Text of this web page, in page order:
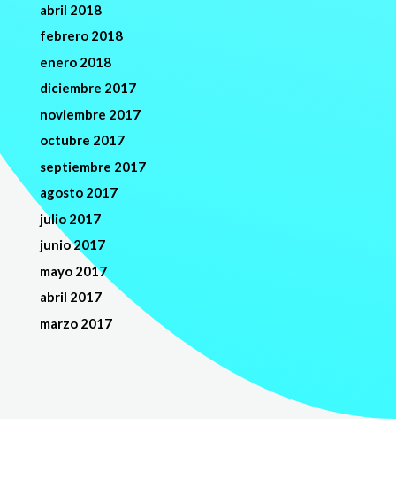
abril 2018
febrero 2018
enero 2018
diciembre 2017
noviembre 2017
octubre 2017
septiembre 2017
agosto 2017
julio 2017
junio 2017
mayo 2017
abril 2017
marzo 2017